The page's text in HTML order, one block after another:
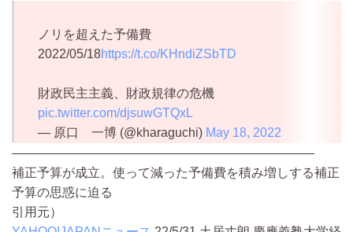
ノリを超えた予備費
2022/05/18https://t.co/KHndiZSbTD
財政民主主義、財政規律の危機
pic.twitter.com/djsuwGTQxL
— 原口 一博 (@kharaguchi) May 18, 2022
————————————————————————
補正予算が成立。使って減った予備費を積み増しする補正
予算の思惑に迫る
引用元）